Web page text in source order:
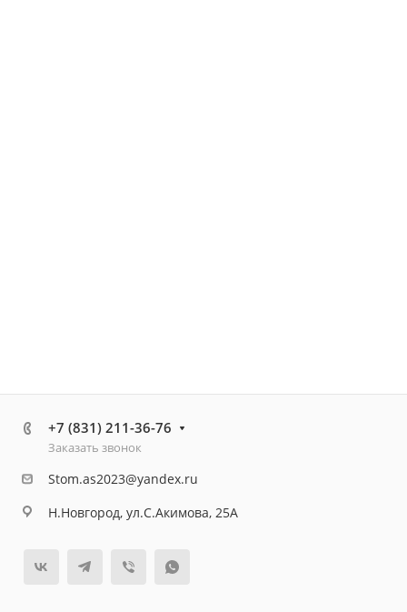
+7 (831) 211-36-76
Заказать звонок
Stom.as2023@yandex.ru
Н.Новгород, ул.С.Акимова, 25А